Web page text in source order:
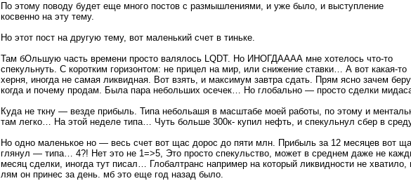
По этому поводу будет еще много постов с размышлениями, и уже было, и выступление
косвенно на эту тему.
Но этот пост на другую тему, вот маленький счет в тиньке.
Там бОльшую часть времени просто валялось LQDT. Но ИНОГДАААА мне хотелось что-то
спекульнуть. С коротким горизонтом: не прицел на мир, или снижение ставки… А вот какая-то
херня, иногда не самая ликвидная. Вот взять, и максимум завтра сдать. Прям ясно зачем
когда и почему продам. Была пара небольших осечек… Но глобально — просто сделки
Куда не ткну — везде прибыль. Типа небольашя в масштабе моей работы, по этому и
там легко… На этой неделе типа… Чуть больше 300к- купил нефть, и спекульнул сбер в
Но одно маленькое но — весь счет вот щас дорос до пяти млн. Прибыль за 12 месяцев вот
глянул — типа… 4?! Нет это не 1=>5, Это просто спекульство, может в среднем даже не
месяц сделки, иногда тут писал… Глобалтранс например на который ликвидности не хватило,
лям он принес за день. мб это еще год назад было.